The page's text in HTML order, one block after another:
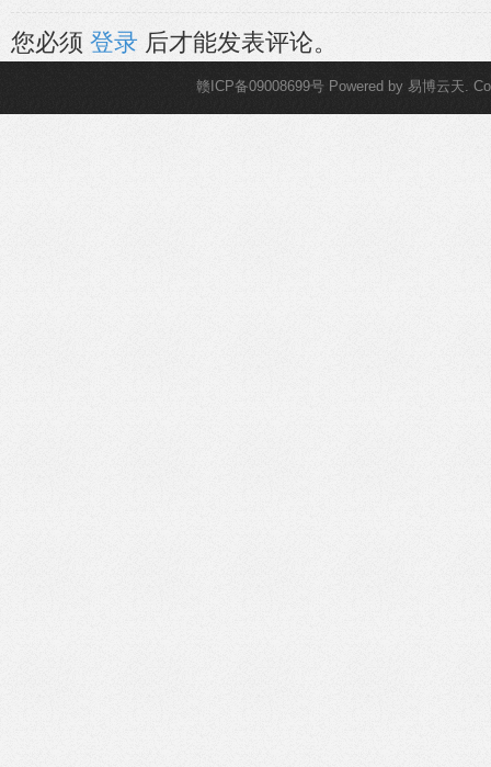
您必须 登录 后才能发表评论。
赣ICP备09008699号 Powered by 易博云天.